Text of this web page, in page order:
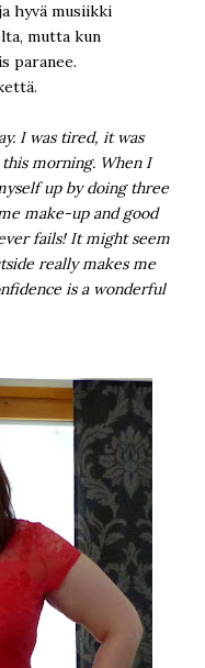
hyvä musiikki
mutta kun
paranee.
I was tired, it was
morning. When I
up by doing three
make-up and good
fails! It might seem
really makes me
is a wonderful